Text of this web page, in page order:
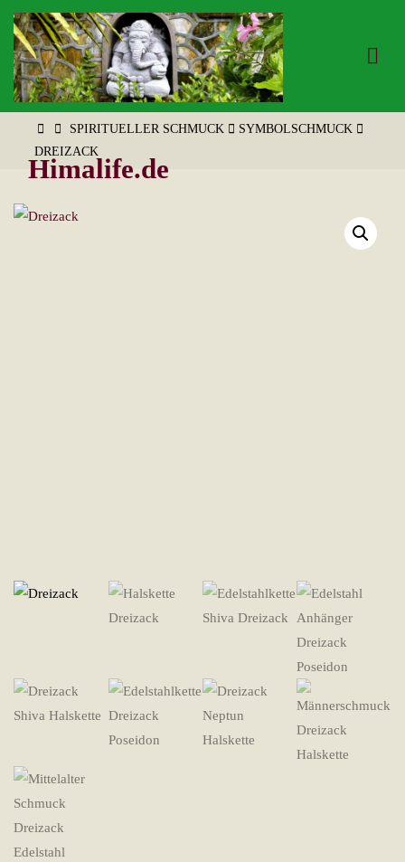
Zum
Inhalt
springen
Himalife.de
STARTSPIRITUELLER SCHMUCK
SYMBOLSCHMUCK
DREIZACK